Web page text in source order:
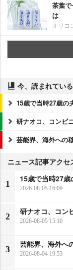
茶葉
は
オリコ
今、読まれてい
15歳で当時27歳の
研ナオコ、コンビ
芸能界、海外への
ニュース記事アクセ
1
15歳で当時27
2026-08-05 16:09
2
研ナオコ、コン
2026-08-05 15:10
3
芸能界、海外へ
2026-08-04 19:53